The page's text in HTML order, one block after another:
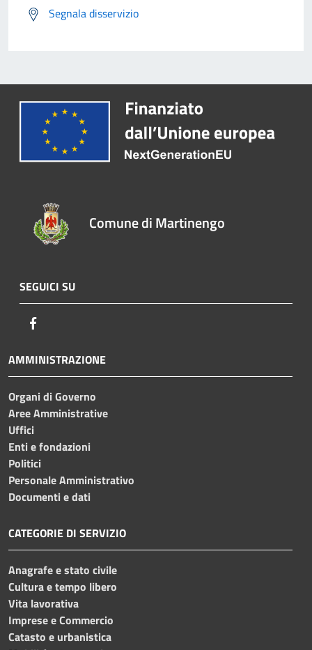
Segnala disservizio
Comune di Martinengo
SEGUICI SU
AMMINISTRAZIONE
Organi di Governo
Aree Amministrative
Uffici
Enti e fondazioni
Politici
Personale Amministrativo
Documenti e dati
CATEGORIE DI SERVIZIO
Anagrafe e stato civile
Cultura e tempo libero
Vita lavorativa
Imprese e Commercio
Catasto e urbanistica